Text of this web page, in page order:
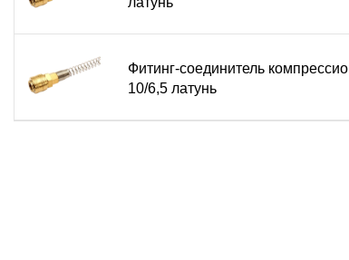
Тип уплотнения: встроенное
Применяемые трубки: полиуретан, нейлон,
Основное назначение и условия
Фитинг-соединитель
10/6,5 латунь